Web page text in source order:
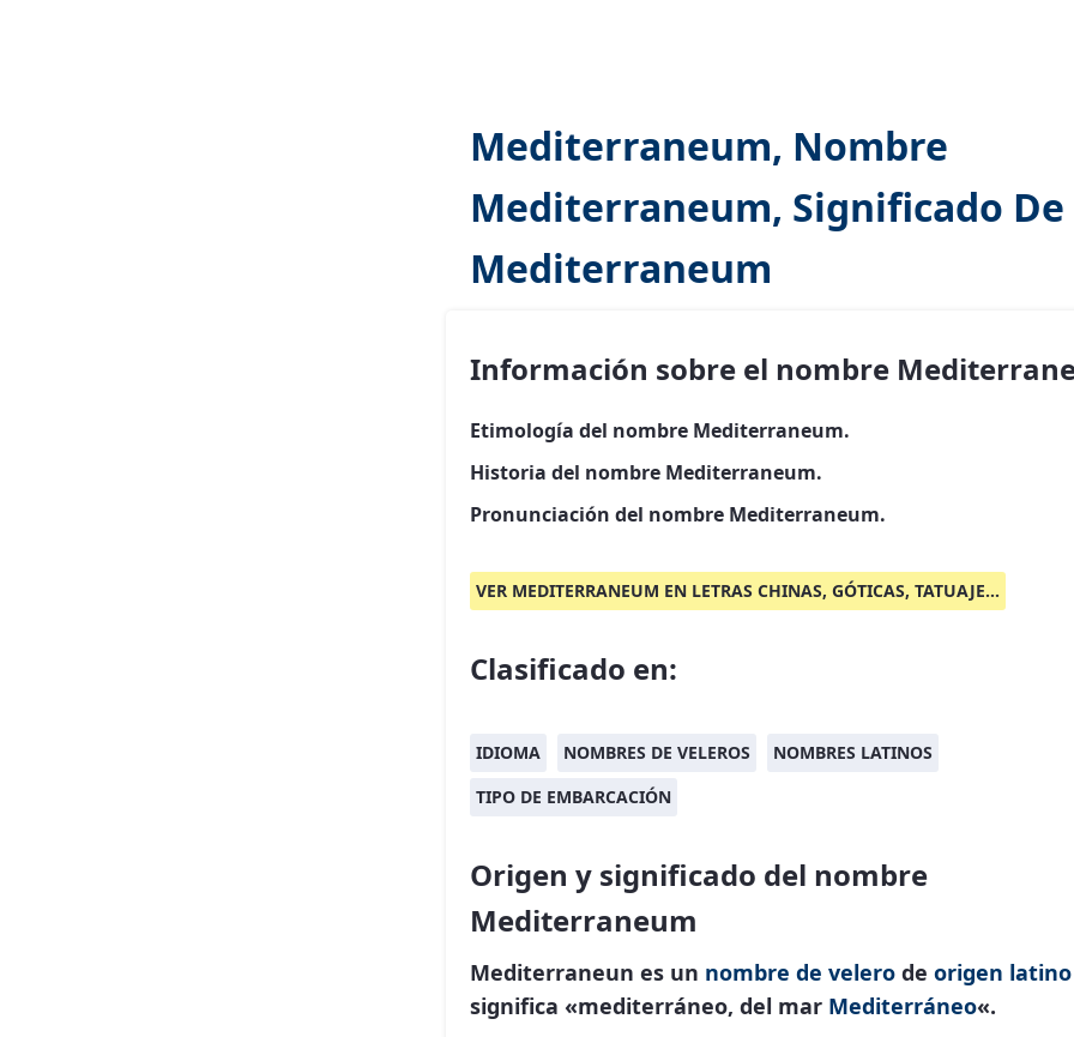
Mediterraneum, Nombre
Mediterraneum, Significado De
Mediterraneum
Información sobre el nombre
Etimología del nombre Mediterraneum.
Historia del nombre Mediterraneum.
Pronunciación del nombre Mediterraneum.
VER MEDITERRANEUM EN LETRAS CHINAS, GÓTICAS, TATUAJE...
Clasificado en:
IDIOMA NOMBRES DE VELEROS
NOMBRES LATINOS
TIPO DE EMBARCACIÓN
Origen y significado del nombre
Mediterraneum
Mediterraneun es un nombre de velero de origen latino
significa «mediterráneo, del mar Mediterráneo«.